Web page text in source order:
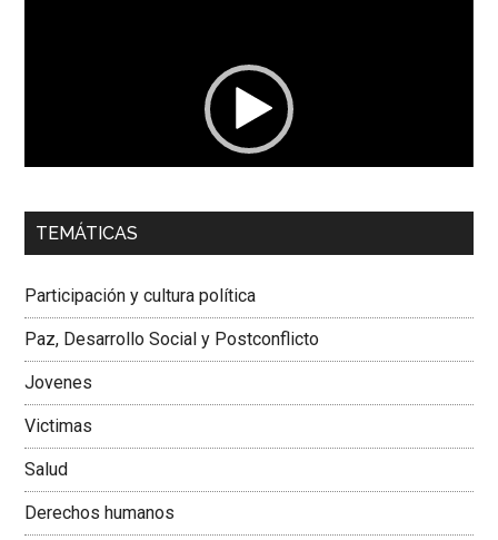
00:00 01:04
Colombiana
TEMÁTICAS
Participación y cultura política
Paz, Desarrollo Social y Postconflicto
Jovenes
Victimas
Salud
Derechos humanos